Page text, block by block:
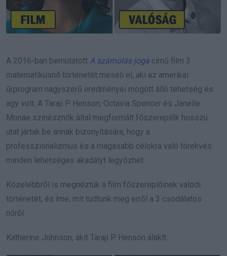
A 2016-ban bemutatott A számolás joga című film 3
matematikusnő történetét meséli el, aki az amerikai
űrprogram nagyszerű eredményei mögött álló tehetség és
agy volt. A Taraji P. Henson, Octavia Spencer és Janelle
Monáe színésznők által megformált főszereplők hosszú
utat jártak be annak bizonyítására, hogy a
professzionalizmus és a magasabb célokra való törekvés
minden lehetséges akadályt legyőzhet.
Közelebbről is megnéztük a film főszereplőinek valódi
történetét, és íme, mit tudtunk meg erről a 3 csodálatos
nőről.
Katherine Johnson, akit Taraji P. Henson alakít.